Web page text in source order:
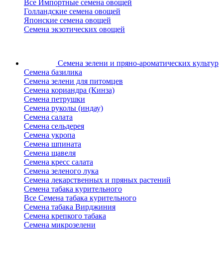
Все Импортные семена овощей
Голландские семена овощей
Японские семена овощей
Семена экзотических овощей
Семена зелени и пряно-ароматических культур
Семена базилика
Семена зелени для питомцев
Семена кориандра (Кинза)
Семена петрушки
Семена руколы (индау)
Семена салата
Семена сельдерея
Семена укропа
Семена шпината
Семена щавеля
Семена кресс салата
Семена зеленого лука
Семена лекарственных и пряных растений
Семена табака курительного
Все Семена табака курительного
Семена табака Вирджиния
Семена крепкого табака
Семена микрозелени